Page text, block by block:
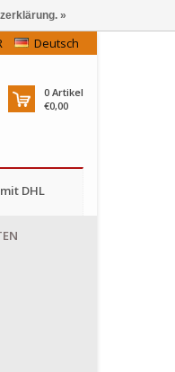
Deutsch
0 Artikel
€0,00
DHL
»